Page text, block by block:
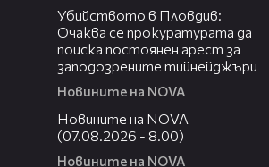
Убийството в Пловдив:
Очаква се прокуратурата да
поиска постоянен арест за
заподозрените тийнейджъри
Новините на NOVA
Новините на NOVA
(07.08.2026 - 8.00)
Новините на NOVA